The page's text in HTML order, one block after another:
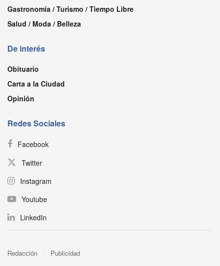
Gastronomía / Turismo / Tiempo Libre
Salud / Moda / Belleza
De interés
Obituario
Carta a la Ciudad
Opinión
Redes Sociales
Facebook
Twitter
Instagram
Youtube
LinkedIn
Redacción Publicidad